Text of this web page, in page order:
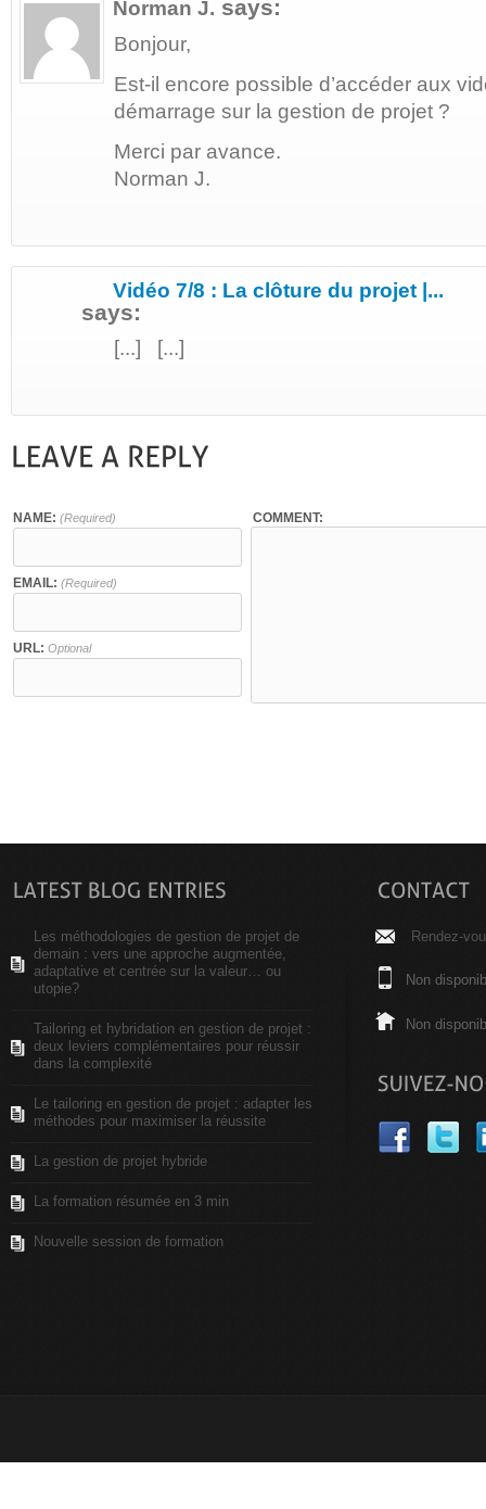
Norman J. says:
Bonjour,
Est-il encore possible d’accéder aux
démarrage sur la gestion de projet ?
Merci par avance.
Norman J.
Vidéo 7/8 : La clôture du projet |...
says:
[...] [...]
NAME: (Required)
EMAIL: (Required)
URL: Optional
COMMENT:
Les méthodologies de gestion de projet de
demain : vers une approche augmentée,
adaptative et centrée sur la valeur… ou
utopie?
Tailoring et hybridation en gestion de projet :
deux leviers complémentaires pour réussir
dans la complexité
Le tailoring en gestion de projet : adapter les
méthodes pour maximiser la réussite
La gestion de projet hybride
La formation résumée en 3 min
Nouvelle session de formation
Rendez-
Non
Non